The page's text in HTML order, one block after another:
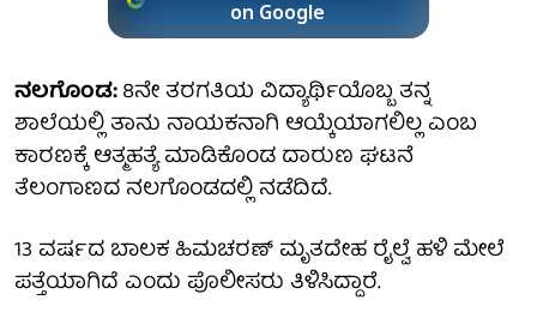
on Google
ನಲಗೊಂಡ:8ನೇ ತರಗತಿಯ ವಿದ್ಯಾರ್ಥಿಯೊಬ್ಬ ತನ್ನ
ಶಾಲೆಯಲ್ಲಿ ತಾನು ನಾಯಕನಾಗಿ ಆಯ್ಕೆಯಾಗಲಿಲ್ಲ ಎಂಬ
ಕಾರಣಕ್ಕೆ ಆತ್ಮಹತ್ಯೆ ಮಾಡಿಕೊಂಡ ದಾರುಣ ಘಟನೆ
ತೆಲಂಗಾಣದ ನಲಗೊಂಡದಲ್ಲಿ ನಡೆದಿದೆ.
13 ವರ್ಷದ ಬಾಲಕ ಹಿಮಚರಣ್ ಮೃತದೇಹ ರೈಲ್ವೆ ಹಳಿ ಮೇಲೆ
ಪತ್ತೆಯಾಗಿದೆ ಎಂದು ಪೊಲೀಸರು ತಿಳಿಸಿದ್ದಾರೆ.